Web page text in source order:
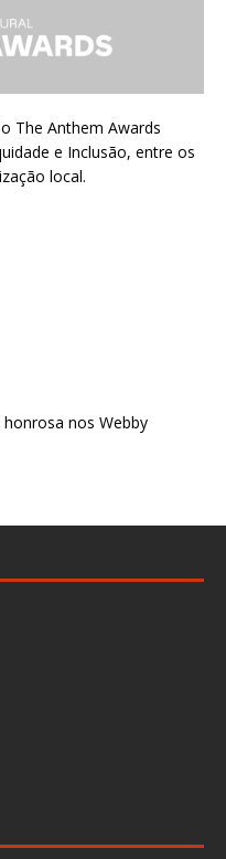
The Anthem Awards
e Inclusão, entre os
local.
nos Webby